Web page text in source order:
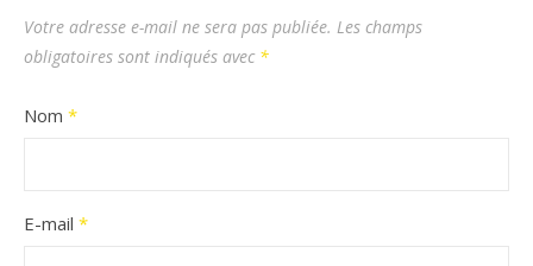
Votre adresse e-mail ne sera pas publiée. Les champs
obligatoires sont indiqués avec *
Nom *
E-mail *